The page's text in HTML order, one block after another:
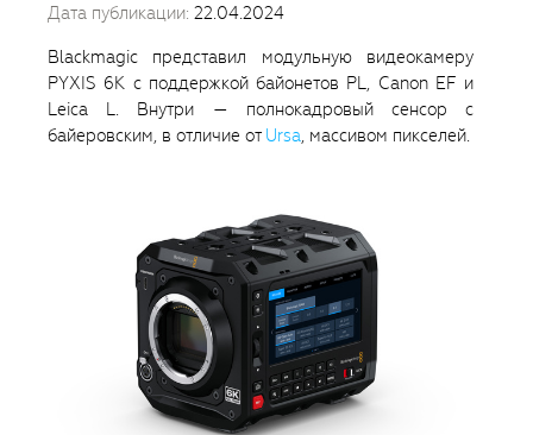
Дата публикации: 22.04.2024
Blackmagic представил модульную видеокамеру
PYXIS 6K с поддержкой байонетов PL, Canon EF и
Leica L. Внутри — полнокадровый сенсор с
байеровским, в отличие от Ursa, массивом пикселей.